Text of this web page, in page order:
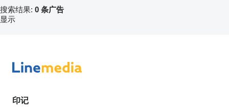
搜索结果: 0 条广告
显示
印记